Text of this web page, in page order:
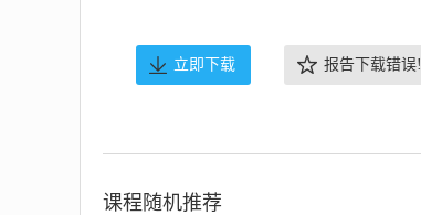
立即下载 报告下载错误!
课程随机推荐